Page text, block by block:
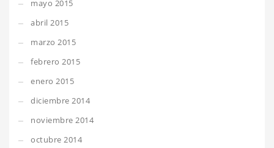
mayo 2015
abril 2015
marzo 2015
febrero 2015
enero 2015
diciembre 2014
noviembre 2014
octubre 2014